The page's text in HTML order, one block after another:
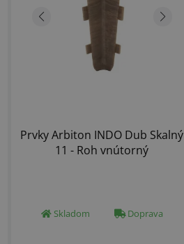
Prvky Arbiton INDO Dub Skalný
11 - Roh vnútorný
Skladom Doprava